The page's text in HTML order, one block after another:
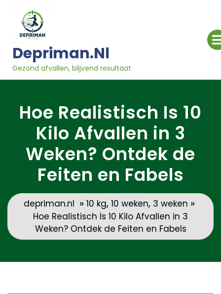
inhoud
Depriman.nl
Gezond afvallen, blijvend resultaat
Hoe Realistisch Is 10
Kilo Afvallen in 3
Weken? Ontdek de
Feiten en Fabels
depriman.nl » 10 kg, 10 weken, 3 weken »
Hoe Realistisch Is 10 Kilo Afvallen in 3
Weken? Ontdek de Feiten en Fabels